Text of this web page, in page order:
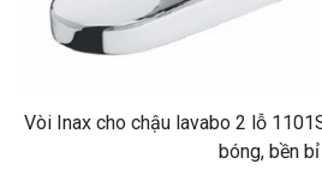
Vòi Inax cho chậu lavabo 2 lỗ
bóng, bền bỉ